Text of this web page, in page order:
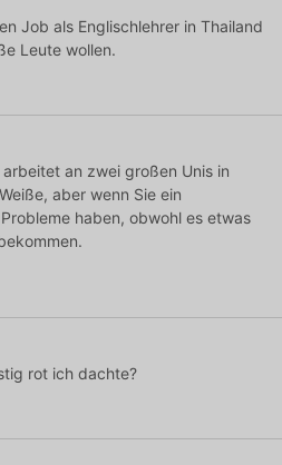
Job als Englischlehrer in Thailand
Leute wollen.
an zwei großen Unis in
aber wenn Sie ein
haben, obwohl es etwas
rot ich dachte?